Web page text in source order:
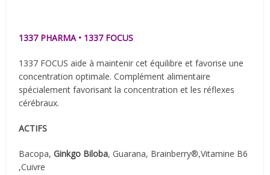
1337 PHARMA • 1337 FOCUS
1337 FOCUS aide à maintenir cet équilibre et favorise une
concentration optimale. Complément alimentaire
spécialement favorisant la concentration et les réflexes
cérébraux.
ACTIFS
Bacopa,Ginkgo Biloba, Guarana, Brainberry®,Vitamine B6
,Cuivre